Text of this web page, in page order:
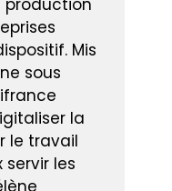
production
Mis
sous
la
le travail
les